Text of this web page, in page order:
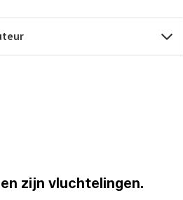
zijn vluchtelingen.